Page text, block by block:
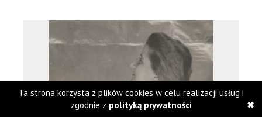
Ta strona korzysta z plików cookies w celu realizacji usług i
zgodnie z polityką prywatności